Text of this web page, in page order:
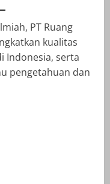
PT Ruang
kualitas
Indonesia, serta
pengetahuan dan